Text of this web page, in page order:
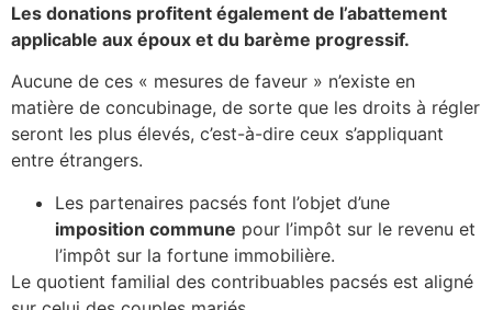
Les donations profitent également de l’abattement
applicable aux époux et du barème progressif.
Aucune de ces « mesures de faveur » n’existe en
matière de concubinage, de sorte que les droits à régler
seront les plus élevés, c’est-à-dire ceux s’appliquant
entre étrangers.
Les partenaires pacsés font l’objet d’une
imposition commune pour l’impôt sur le revenu et
l’impôt sur la fortune immobilière.
Le quotient familial des contribuables pacsés est aligné